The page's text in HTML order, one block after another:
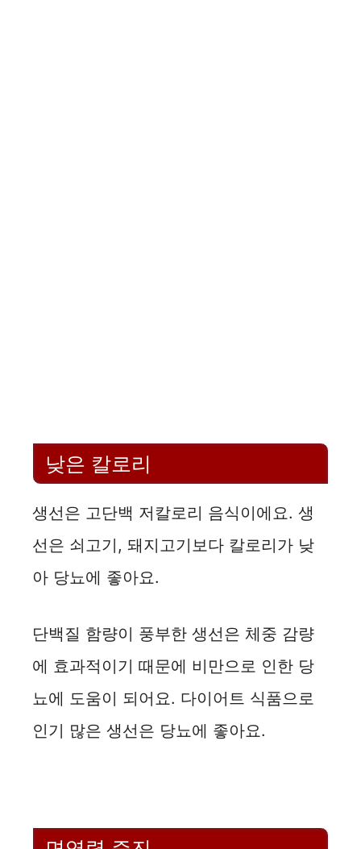
낮은 칼로리
생선은 고단백 저칼로리 음식이에요. 생
선은 쇠고기, 돼지고기보다 칼로리가 낮
아 당뇨에 좋아요.
단백질 함량이 풍부한 생선은 체중 감량
에 효과적이기 때문에 비만으로 인한 당
뇨에 도움이 되어요. 다이어트 식품으로
인기 많은 생선은 당뇨에 좋아요.